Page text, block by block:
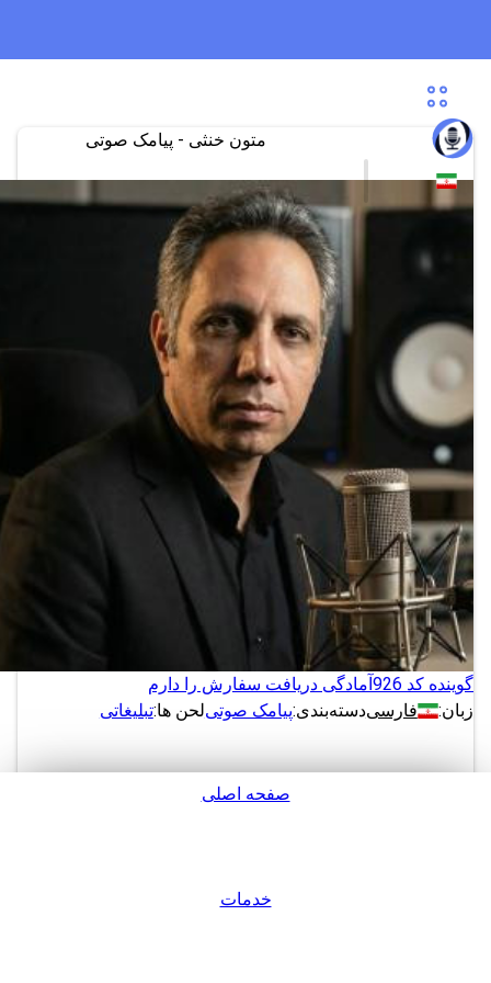
متون خنثی - پیامک صوتی
گوینده کد 926
آمادگی دریافت سفارش را دارم
زبان:
فارسیدسته‌بندی:پیامک صوتیلحن ها:تبلیغاتی
صفحه اصلی
خدمات